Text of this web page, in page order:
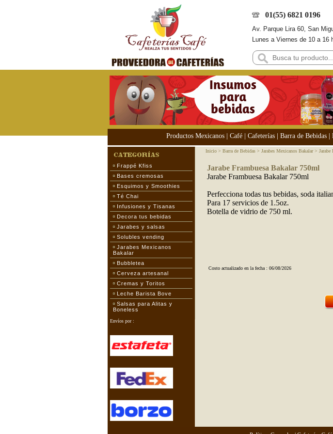
01(55) 6821 0196
Av. Parque Lira 60, San
Lunes a Viernes de 10 a 16
Productos Mexicanos Café Cafeterías Barra de Bebidas
Frappé Kfiss
Bases cremosas
Esquimos y Smoothies
Té Chai
Infusiones y Tisanas
Decora tus bebidas
Jarabes y salsas
Solubles vending
Jarabes Mexicanos
Bakalar
Bubbletea
Cerveza artesanal
Cremas y Toritos
Leche Barista Bove
Salsas para Alitas y
Boneless
Envíos por :
Inicio > Barra de Bebidas > Jarabes Mexicanos Bakalar> Jarabe
Jarabe Frambuesa Bakalar 750ml
Jarabe Frambuesa Bakalar 750ml
Perfecciona todas tus bebidas, soda
Para 17 servicios de 1.5oz.
Botella de vidrio de 750 ml.
Costo actualizado en la fecha : 06/08/2026